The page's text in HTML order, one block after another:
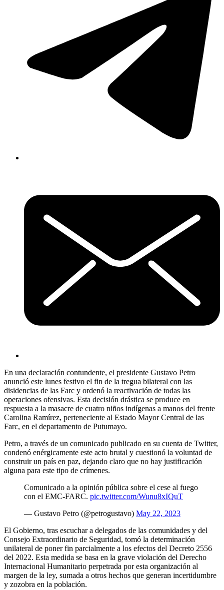
En una declaración contundente, el presidente Gustavo Petro
anunció este lunes festivo el fin de la tregua bilateral con las
disidencias de las Farc y ordenó la reactivación de todas las
operaciones ofensivas. Esta decisión drástica se produce en
respuesta a la masacre de cuatro niños indígenas a manos del frente
Carolina Ramírez, perteneciente al Estado Mayor Central de las
Farc, en el departamento de Putumayo.
Petro, a través de un comunicado publicado en su cuenta de Twitter,
condenó enérgicamente este acto brutal y cuestionó la voluntad de
construir un país en paz, dejando claro que no hay justificación
alguna para este tipo de crímenes.
Comunicado a la opinión pública sobre el cese al fuego
con el EMC-FARC. pic.twitter.com/Wunu8xIQuT
— Gustavo Petro (@petrogustavo) May 22, 2023
El Gobierno, tras escuchar a delegados de las comunidades y del
Consejo Extraordinario de Seguridad, tomó la determinación
unilateral de poner fin parcialmente a los efectos del Decreto 2556
del 2022. Esta medida se basa en la grave violación del Derecho
Internacional Humanitario perpetrada por esta organización al
margen de la ley, sumada a otros hechos que generan incertidumbre
y zozobra en la población.